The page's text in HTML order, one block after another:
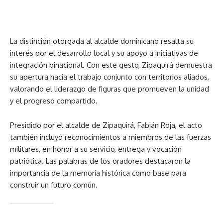
La distinción otorgada al alcalde dominicano resalta su
interés por el desarrollo local y su apoyo a iniciativas de
integración binacional. Con este gesto, Zipaquirá demuestra
su apertura hacia el trabajo conjunto con territorios aliados,
valorando el liderazgo de figuras que promueven la unidad
y el progreso compartido.
Presidido por el alcalde de Zipaquirá, Fabián Roja, el acto
también incluyó reconocimientos a miembros de las fuerzas
militares, en honor a su servicio, entrega y vocación
patriótica. Las palabras de los oradores destacaron la
importancia de la memoria histórica como base para
construir un futuro común.